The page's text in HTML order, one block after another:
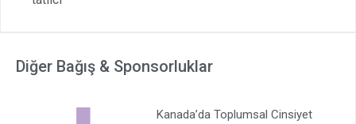
Diğer Bağış & Sponsorluklar
Kanada’da Toplumsal Cinsiyet